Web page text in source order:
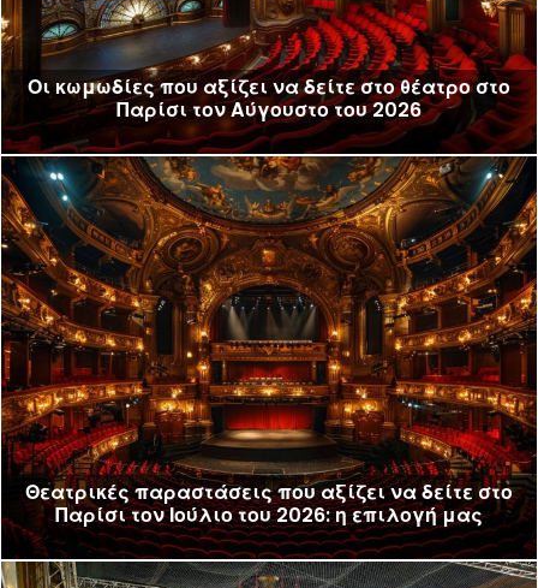
Οι κωμωδίες που αξίζει να δείτε στο θέατρο στο
Παρίσι τον Αύγουστο του 2026
Θεατρικές παραστάσεις που αξίζει να δείτε στο
Παρίσι τον Ιούλιο του 2026: η επιλογή μας